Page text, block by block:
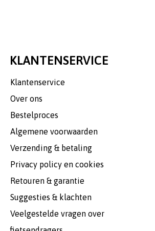
KLANTENSERVICE
Klantenservice
Over ons
Bestelproces
Algemene voorwaarden
Verzending & betaling
Privacy policy en cookies
Retouren & garantie
Suggesties & klachten
Veelgestelde vragen over